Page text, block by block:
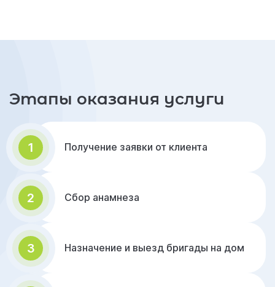
Этапы оказания услуги
1 Получение заявки от клиента
2 Сбор анамнеза
3 Назначение и выезд бригады на дом